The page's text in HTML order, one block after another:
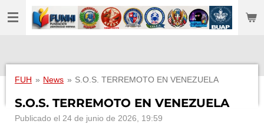
Ir
al
FUH » News » S.O.S. TERREMOTO EN VENEZUELA
S.O.S. TERREMOTO EN VENEZUELA
Publicado el 24 de junio de 2026, 19:59